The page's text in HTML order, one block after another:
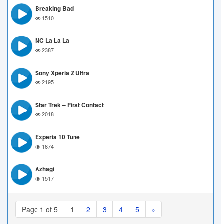
Breaking Bad
1510
NC La La La
2387
Sony Xperia Z Ultra
2195
Star Trek – First Contact
2018
Experia 10 Tune
1674
Azhagi
1517
Page 1 of 5 1 2 3 4 5 »